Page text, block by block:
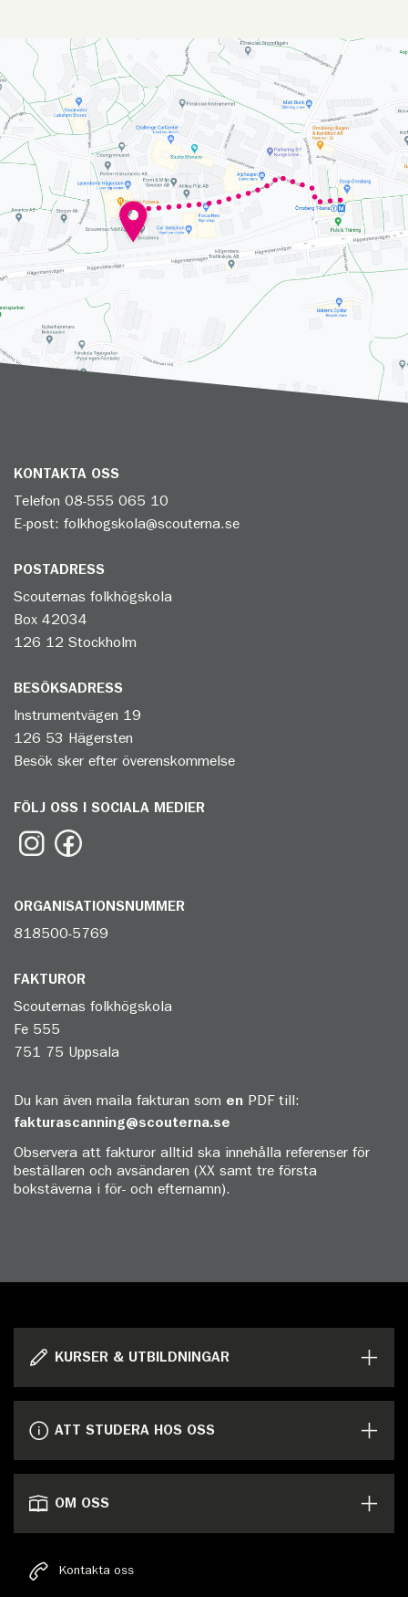
KONTAKTA OSS
Telefon 08-555 065 10
E-post: folkhogskola@scouterna.se
POSTADRESS
Scouternas folkhögskola
Box 42034
126 12 Stockholm
BESÖKSADRESS
Instrumentvägen 19
126 53 Hägersten
Besök sker efter överenskommelse
FÖLJ OSS I SOCIALA MEDIER
ORGANISATIONSNUMMER
818500-5769
FAKTUROR
Scouternas folkhögskola
Fe 555
751 75 Uppsala
Du kan även maila fakturan som en PDF till:
fakturascanning@scouterna.se
Observera att fakturor alltid ska innehålla referenser för
beställaren och avsändaren (XX samt tre första
bokstäverna i för- och efternamn).
KURSER & UTBILDNINGAR
ATT STUDERA HOS OSS
OM OSS
Kontakta oss